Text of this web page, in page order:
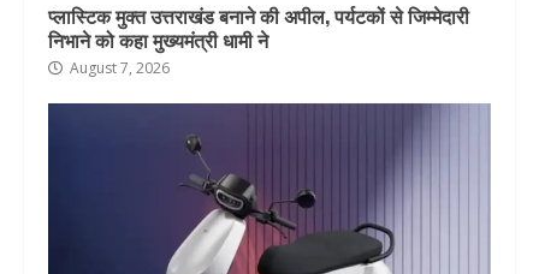
प्लास्टिक मुक्त उत्तराखंड बनाने की अपील, पर्यटकों से जिम्मेदारी
निभाने को कहा मुख्यमंत्री धामी ने
August 7, 2026